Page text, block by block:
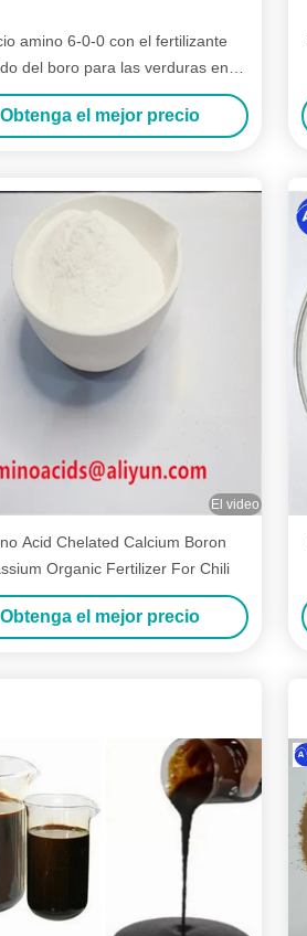
amino 6-0-0 con el fertilizante
del boro para las verduras en
amarillo
Obtenga el mejor precio
El video
Acid Chelated Calcium Boron
Organic Fertilizer For Chili
Obtenga el mejor precio